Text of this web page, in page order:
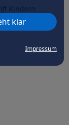
klar
Impressum
der Natur